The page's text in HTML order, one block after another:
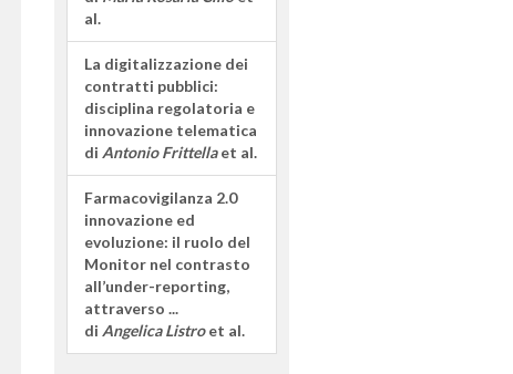
al.
La digitalizzazione dei
contratti pubblici:
disciplina regolatoria e
innovazione telematica
di Antonio Frittellaet al.
Farmacovigilanza 2.0
innovazione ed
evoluzione: il ruolo del
Monitor nel contrasto
all’under-reporting,
attraverso ...
di Angelica Listroet al.